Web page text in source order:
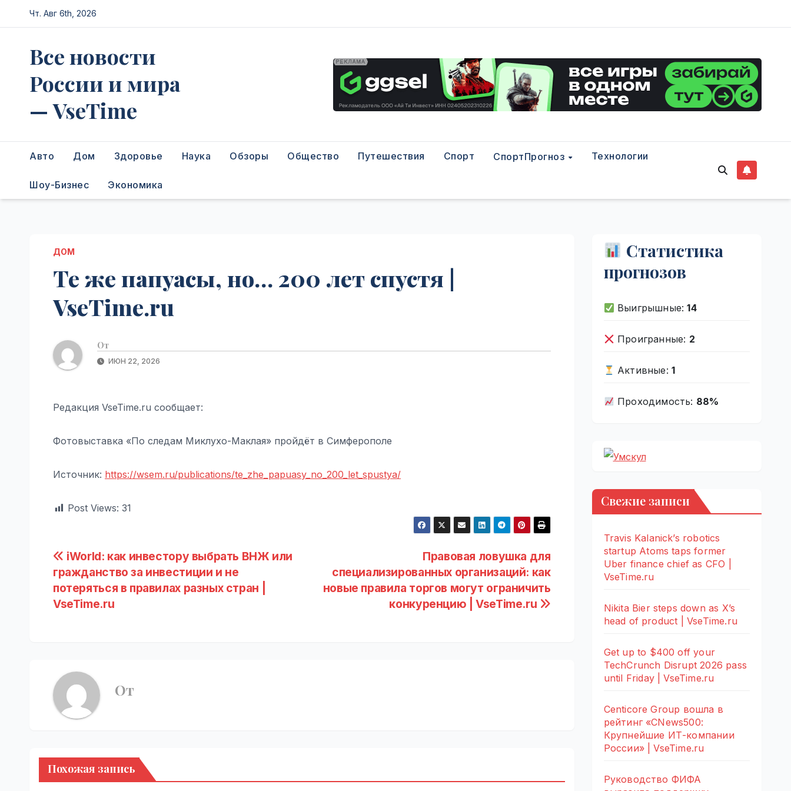
Перейти
к
Чт. Авг 6th, 2026
Все новости
России и мира
— VseTime
Авто Дом Здоровье Наука Обзоры Общество Путешествия Спорт СпортПрогноз Технологии
Шоу-Бизнес Экономика
ДОМ
Те же папуасы, но… 200 лет спустя |
VseTime.ru
От
ИЮН 22, 2026
Редакция VseTime.ru сообщает:
Фотовыставка «По следам Миклухо-Маклая» пройдёт в Симферополе
Источник: https://wsem.ru/publications/te_zhe_papuasy_no_200_let_spustya/
Post Views: 31
Навигация
по
записям
Правовая ловушка для
специализированных организаций: как
новые правила торгов могут ограничить
конкуренцию | VseTime.ru
iWorld: как инвестору выбрать ВНЖ или
гражданство за инвестиции и не
потеряться в правилах разных стран |
VseTime.ru
От
Похожая запись
Статистика
прогнозов
Выигрышные:14
Проигранные: 2
Активные: 1
Проходимость: 88%
Свежие записи
Travis Kalanick’s robotics
startup Atoms taps former
Uber finance chief as CFO |
VseTime.ru
Nikita Bier steps down as X’s
head of product | VseTime.ru
Get up to $400 off your
TechCrunch Disrupt 2026 pass
until Friday | VseTime.ru
Centicore Group вошла в
рейтинг «CNews500:
Крупнейшие ИТ-компании
России» | VseTime.ru
Руководство ФИФА